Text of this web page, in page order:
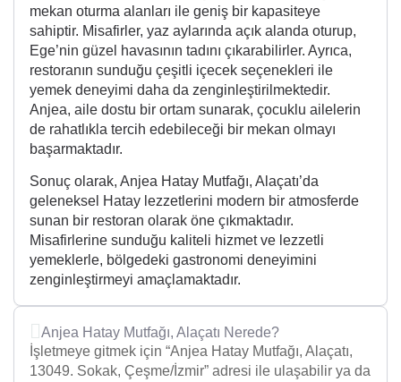
mekan oturma alanları ile geniş bir kapasiteye
sahiptir. Misafirler, yaz aylarında açık alanda oturup,
Ege’nin güzel havasının tadını çıkarabilirler. Ayrıca,
restoranın sunduğu çeşitli içecek seçenekleri ile
yemek deneyimi daha da zenginleştirilmektedir.
Anjea, aile dostu bir ortam sunarak, çocuklu ailelerin
de rahatlıkla tercih edebileceği bir mekan olmayı
başarmaktadır.
Sonuç olarak, Anjea Hatay Mutfağı, Alaçatı’da
geleneksel Hatay lezzetlerini modern bir atmosferde
sunan bir restoran olarak öne çıkmaktadır.
Misafirlerine sunduğu kaliteli hizmet ve lezzetli
yemeklerle, bölgedeki gastronomi deneyimini
zenginleştirmeyi amaçlamaktadır.
Anjea Hatay Mutfağı, Alaçatı Nerede?
İşletmeye gitmek için “Anjea Hatay Mutfağı, Alaçatı,
13049. Sokak, Çeşme/İzmir” adresi ile ulaşabilir ya da